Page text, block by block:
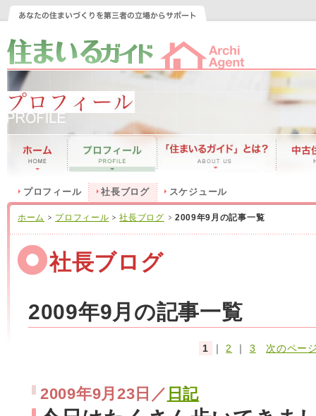
プロフィール 社長ブログ スケジュール
ホーム プロフィール 社長ブログ 2009年9月の記事一覧
社長ブログ
2009年9月の記事一覧
1 ｜ 2 ｜ 3 次のペー
2009年9月23日／ 日記